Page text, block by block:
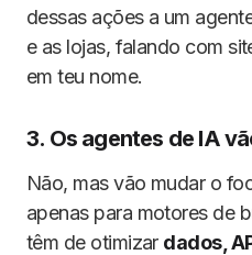
dessas ações a um
e as lojas, falando com
em teu nome.
3. Os agentes de IA
Não, mas vão mudar o
apenas para motores de
têm de otimizar dados,